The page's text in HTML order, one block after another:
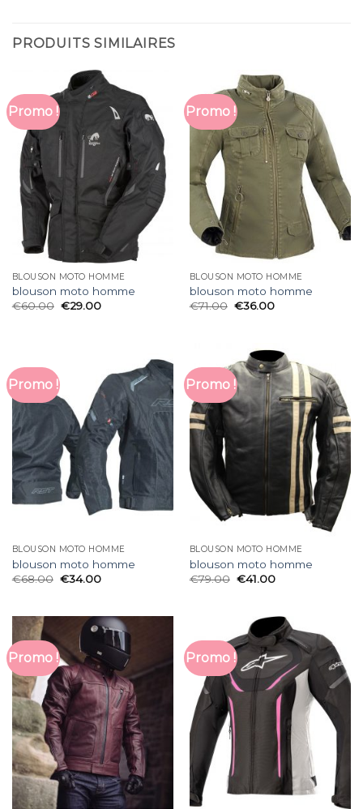
PRODUITS SIMILAIRES
Promo !
BLOUSON MOTO HOMME
blouson moto homme
€60.00 €29.00
Promo !
BLOUSON MOTO HOMME
blouson moto homme
€71.00 €36.00
Promo !
BLOUSON MOTO HOMME
blouson moto homme
€68.00 €34.00
Promo !
BLOUSON MOTO HOMME
blouson moto homme
€79.00 €41.00
Promo ! Promo !